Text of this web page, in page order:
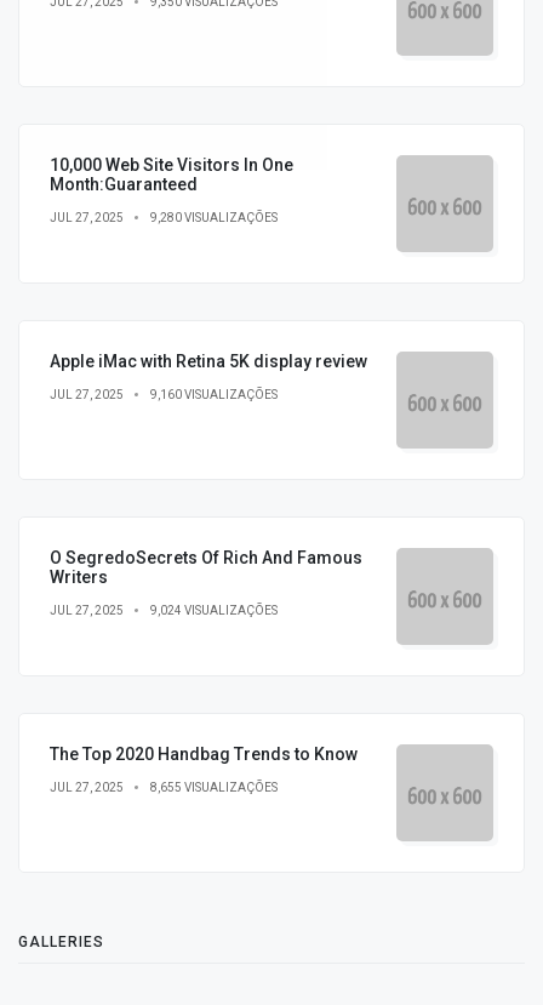
10,000 Web Site Visitors In One
Month:Guaranteed
JUL 27, 2025 9,280 VISUALIZAÇÕES
Apple iMac with Retina 5K display review
JUL 27, 2025 9,160 VISUALIZAÇÕES
O SegredoSecrets Of Rich And Famous
Writers
JUL 27, 2025 9,024 VISUALIZAÇÕES
The Top 2020 Handbag Trends to Know
JUL 27, 2025 8,655 VISUALIZAÇÕES
GALLERIES